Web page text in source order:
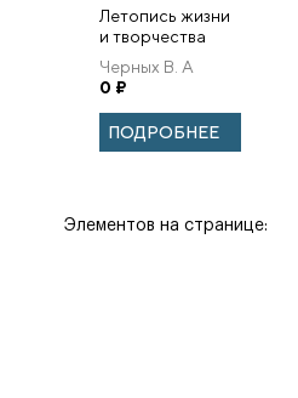
Летопись жизни
и творчества
Анны Ахматовой.
Черных В.
Черных В. А
0 ₽
ПОДРОБНЕЕ
Элементов на странице: